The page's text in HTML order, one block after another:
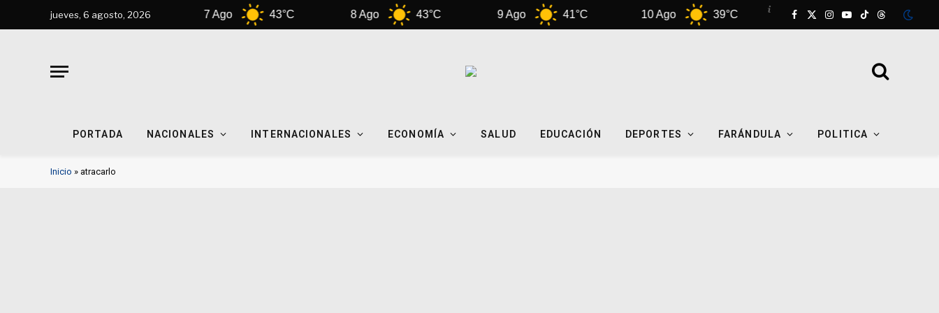
jueves, 6 agosto, 2026
6 Ago 41°C 7 Ago 43°C 8 Ago 43°C 9 Ago 41°C 10 Ago 39°C 11 Ago 39°C 12
Facebook
X
Instagram
YouTube
TikTokThreads
PORTADA NACIONALES INTERNACIONALES ECONOMÍA SALUD EDUCACIÓN DEPORTES FARÁNDULA POLITICA
Inicio » atracarlo